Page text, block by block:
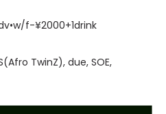
f-¥2000+1drink
TwinZ), due, SOE,